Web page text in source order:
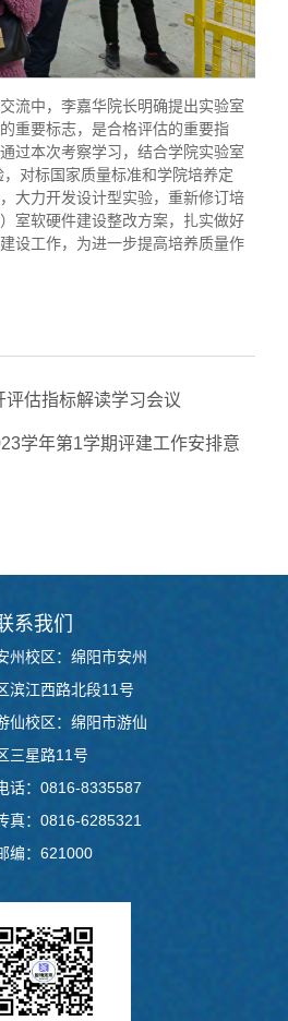
流中，李嘉华院长明确提出实验室
重要标志，是合格评估的重要指
过本次考察学习，结合学院实验室
对标国家质量标准和学院培养定
大力开发设计型实验，重新修订培
室软硬件建设整改方案，扎实做好
设工作，为进一步提高培养质量作
评估指标解读学习会议
学年第1学期评建工作安排意
系我们
州校区：绵阳市安州
滨江西路北段11号
仙校区：绵阳市游仙
三星路11号
话：0816-8335587
真：0816-6285321
编：621000